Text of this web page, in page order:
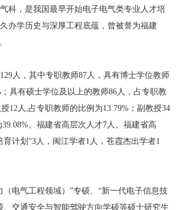
科，是我国最早开始电子电气类专业人才培
办学历史与深厚工程底蕴，曾被誉为福建
人，其中专职教师87人，具有博士学位教师
具有硕士学位及以上的教师86人，占专职教
12人,占专职教师的比例为13.79%；副教授34
。福建省高层次人才7人、福建省高
计划”3人，闽江学者1人，苍霞杰出学者1
（电气工程领域）”专硕、“新一代电子信息技
、交通安全与智能驾驶方向学硕等硕士研究生